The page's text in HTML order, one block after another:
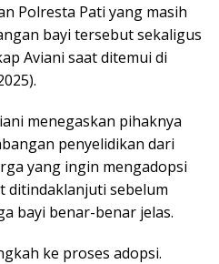
Polresta Pati yang masih
bayi tersebut sekaligus
Aviani saat ditemui di
menegaskan pihaknya
penyelidikan dari
yang ingin mengadopsi
ditindaklanjuti sebelum
bayi benar-benar jelas.
ke proses adopsi.